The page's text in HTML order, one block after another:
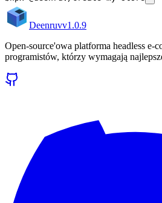
Deenruvv1.0.9
Open-source'owa platforma headless e-
programistów, którzy wymagają